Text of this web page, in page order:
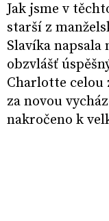
Jak jsme v
starší z
Slavíka
obzvlášť
Charlotte celou
za novou
nakročeno k